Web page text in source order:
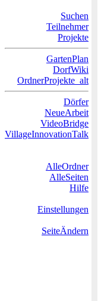
Suchen
Teilnehmer
Projekte
GartenPlan
DorfWiki
OrdnerProjekte_alt
Dörfer
NeueArbeit
VideoBridge
VillageInnovationTalk
AlleOrdner
AlleSeiten
Hilfe
Einstellungen
SeiteÄndern